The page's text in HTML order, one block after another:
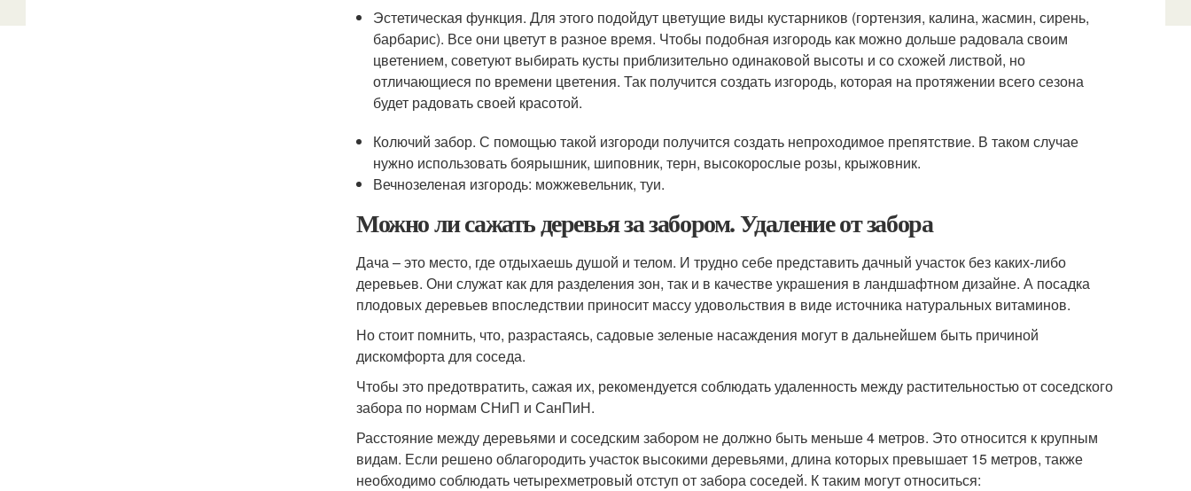
Эстетическая функция. Для этого подойдут цветущие виды кустарников (гортензия, калина, жасмин, сирень,
барбарис). Все они цветут в разное время. Чтобы подобная изгородь как можно дольше радовала своим
цветением, советуют выбирать кусты приблизительно одинаковой высоты и со схожей листвой, но
отличающиеся по времени цветения. Так получится создать изгородь, которая на протяжении всего сезона
будет радовать своей красотой.
Колючий забор. С помощью такой изгороди получится создать непроходимое препятствие. В таком случае
нужно использовать боярышник, шиповник, терн, высокорослые розы, крыжовник.
Вечнозеленая изгородь: можжевельник, туи.
Можно ли сажать деревья за забором. Удаление от забора
Дача – это место, где отдыхаешь душой и телом. И трудно себе представить дачный участок без каких-либо
деревьев. Они служат как для разделения зон, так и в качестве украшения в ландшафтном дизайне. А посадка
плодовых деревьев впоследствии приносит массу удовольствия в виде источника натуральных витаминов.
Но стоит помнить, что, разрастаясь, садовые зеленые насаждения могут в дальнейшем быть причиной
дискомфорта для соседа.
Чтобы это предотвратить, сажая их, рекомендуется соблюдать удаленность между растительностью от соседского
забора по нормам СНиП и СанПиН.
Расстояние между деревьями и соседским забором не должно быть меньше 4 метров. Это относится к крупным
видам. Если решено облагородить участок высокими деревьями, длина которых превышает 15 метров, также
необходимо соблюдать четырехметровый отступ от забора соседей. К таким могут относиться: